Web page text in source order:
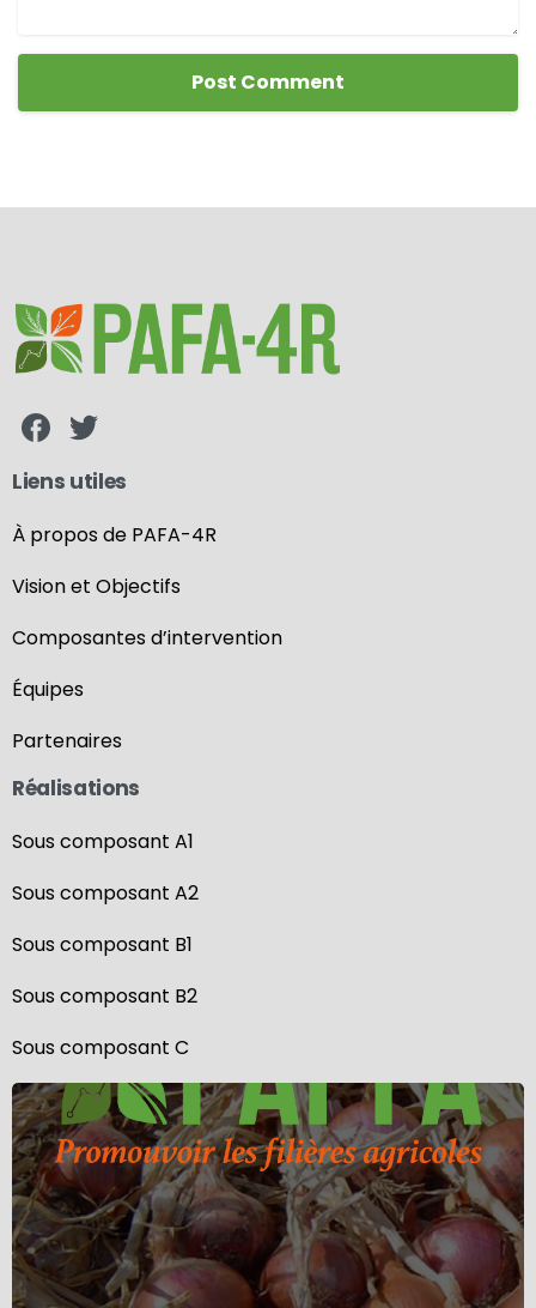
Liens utiles
À propos de PAFA-4R
Vision et Objectifs
Composantes d’intervention
Équipes
Partenaires
Réalisations
Sous composant A1
Sous composant A2
Sous composant B1
Sous composant B2
Sous composant C